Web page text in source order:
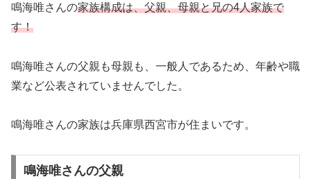
鳴海唯さんの家族構成は、父親、母親と兄の4人家族で
す！
鳴海唯さんの父親も母親も、一般人であるため、年齢や職
業など公表されていませんでした。
鳴海唯さんの家族は兵庫県西宮市が住まいです。
鳴海唯さんの父親